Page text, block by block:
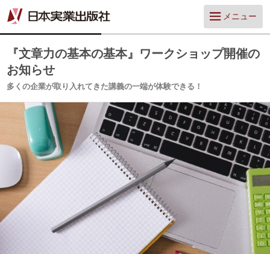
メニュー
『文章力の基本の基本』ワークショップ開催の
お知らせ
多くの企業が取り入れてきた講義の一端が体験できる！